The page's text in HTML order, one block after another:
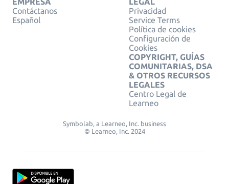
Contáctanos
Español
Privacidad
Service Terms
Política de cookies
Configuración de
Cookies
COPYRIGHT, GUÍAS
COMUNITARIAS, DSA
& OTROS RECURSOS
LEGALES
Centro Legal de
Learneo
Symbolab, a Learneo, Inc. business
© Learneo, Inc. 2024